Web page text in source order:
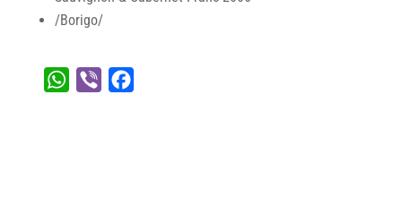
/Borigo/